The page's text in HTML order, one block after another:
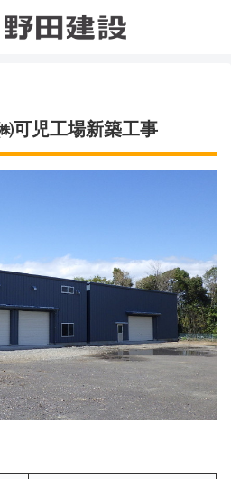
可児工場新築工事